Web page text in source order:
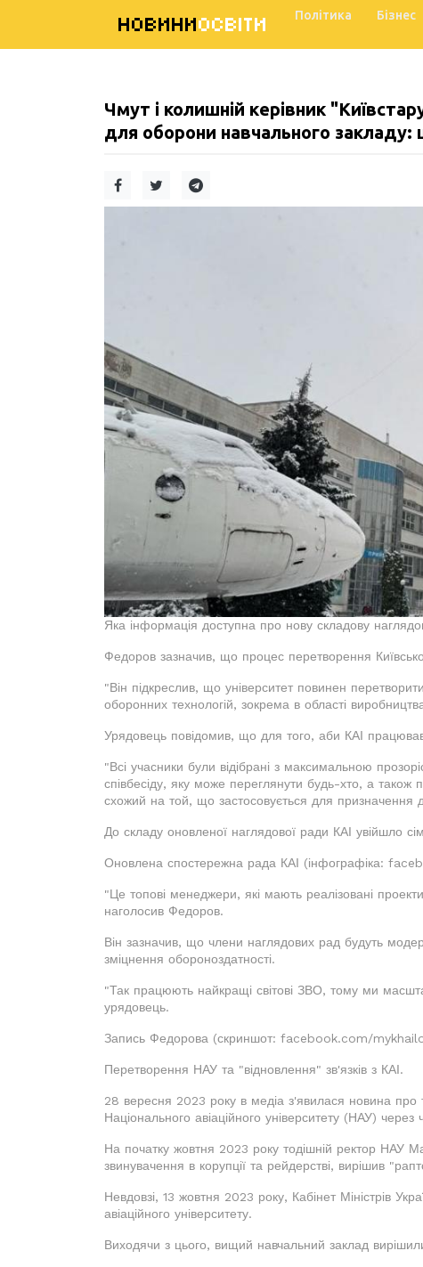
НОВИНИОСВІТИ Політика Бізнес
Чмут і колишній керівник
для оборони навчального закладу:
Яка інформація доступна про нову складову
Федоров зазначив, що процес перетворення
"Він підкреслив, що університет повинен
оборонних технологій, зокрема в області
Урядовець повідомив, що для того, аби КАІ
"Всі учасники були відібрані з максимальною
співбесіду, яку може переглянути будь-хто, а також
схожий на той, що застосовується для призначення
До складу оновленої наглядової ради КАІ увійшло
Оновлена спостережна рада КАІ (інфографіка:
"Це топові менеджери, які мають реалізовані
наголосив Федоров.
Він зазначив, що члени наглядових рад будуть
зміцнення обороноздатності.
"Так працюють найкращі світові ЗВО, тому ми
урядовець.
Запись Федорова (скриншот: facebook.com/
Перетворення НАУ та "відновлення" зв'язків з КАІ.
28 вересня 2023 року в медіа з'явилася новина про
Національного авіаційного університету (НАУ) через
На початку жовтня 2023 року тодішній ректор НАУ
звинувачення в корупції та рейдерстві, вирішив
Невдовзі, 13 жовтня 2023 року, Кабінет Міністрів
авіаційного університету.
Виходячи з цього, вищий навчальний заклад